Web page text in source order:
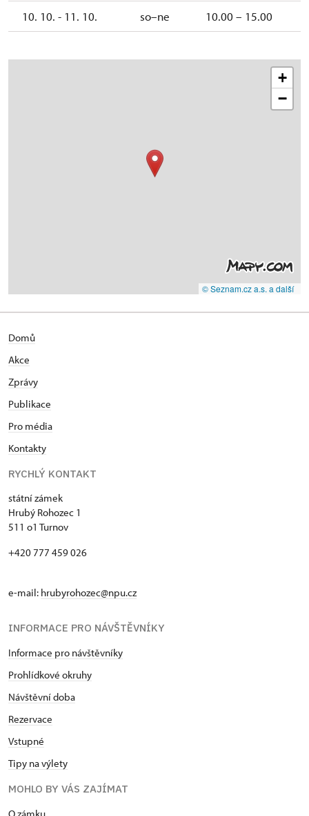
10. 10. - 11. 10. so–ne 10.00 – 15.00
+
−
© Seznam.cz a.s. a další
Domů
Akce
Zprávy
Publikace
Pro média
Kontakty
RYCHLÝ KONTAKT
státní zámek
Hrubý Rohozec 1
511 o1 Turnov
+420 777 459 026
e-mail: hrubyrohozec@npu.cz
INFORMACE PRO NÁVŠTĚVNÍKY
Informace pro návštěvníky
Prohlídkové okruhy
Návštěvní doba
Rezervace
Vstupné
Tipy na výlety
MOHLO BY VÁS ZAJÍMAT